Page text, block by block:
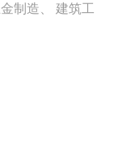
制造、 建筑工